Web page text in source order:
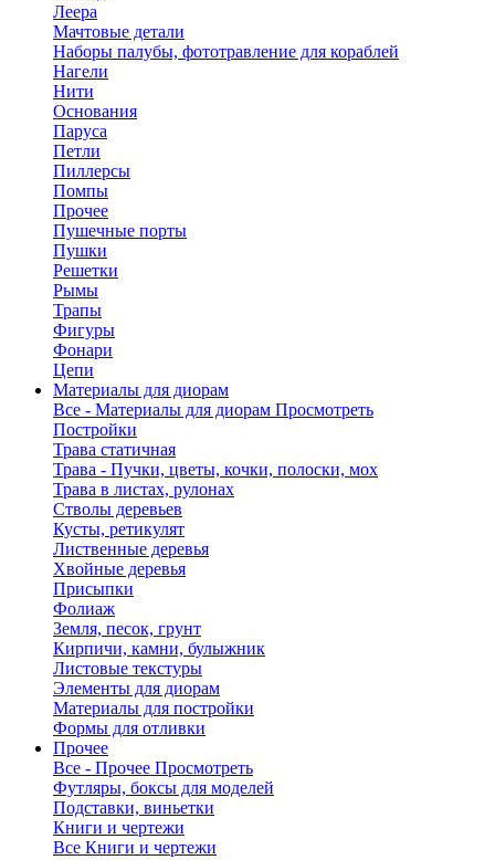
Леера
Мачтовые детали
Наборы палубы, фототравление для кораблей
Нагели
Нити
Основания
Паруса
Петли
Пиллерсы
Помпы
Прочее
Пушечные порты
Пушки
Решетки
Рымы
Трапы
Фигуры
Фонари
Цепи
Материалы для диорам
Все - Материалы для диорам Просмотреть
Постройки
Трава статичная
Трава - Пучки, цветы, кочки, полоски, мох
Трава в листах, рулонах
Стволы деревьев
Кусты, ретикулят
Лиственные деревья
Хвойные деревья
Присыпки
Фолиаж
Земля, песок, грунт
Кирпичи, камни, булыжник
Листовые текстуры
Элементы для диорам
Материалы для постройки
Формы для отливки
Прочее
Все - Прочее Просмотреть
Футляры, боксы для моделей
Подставки, виньетки
Книги и чертежи
Все Книги и чертежи